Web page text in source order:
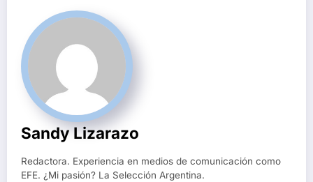
Sandy Lizarazo
Redactora. Experiencia en medios de comunicación como
EFE. ¿Mi pasión? La Selección Argentina.